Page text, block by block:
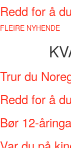
Redd for å
FLEIRE NYHENDE
Trur du
Redd for å
Bør 12-